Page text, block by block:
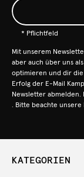
* Pflichtfeld
Mit unserem
aber auch über uns
optimieren und dir die
Erfolg der E-Mail
Newsletter abmelden.
. Bitte beachte unsere
KATEGORIEN